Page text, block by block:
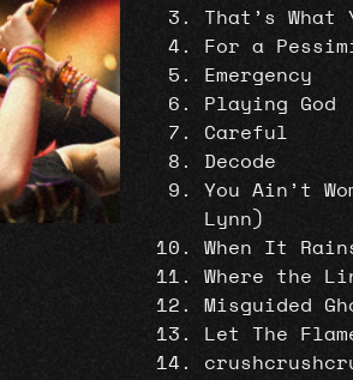
That’s What
For a
Emergency
Playing God
Careful
Decode
You Ain’t
Lynn)
When It
Where the
Misguided
Let The